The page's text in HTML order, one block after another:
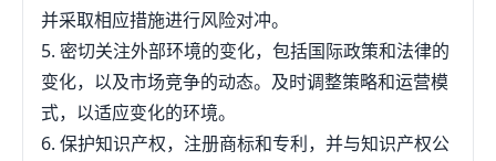
并采取相应措施进行风险对冲。
5. 密切关注外部环境的变化，包括国际政策和法律的
变化，以及市场竞争的动态。及时调整策略和运营模
式，以适应变化的环境。
6. 保护知识产权，注册商标和专利，并与知识产权公